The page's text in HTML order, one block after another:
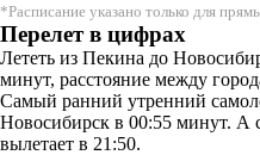
*Расписание указано только для
Перелет в цифрах
Лететь из Пекина до
минут, расстояние между
Самый ранний утренний
Новосибирск в 00:55 минут. А
вылетает в 21:50.